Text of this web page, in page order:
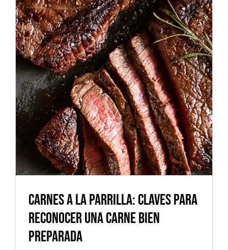
Carnes a la Parrilla: Claves
para Reconocer una Carne Bien
Preparada
Alimentos Cocina saludable Postres Productos naturales
Carnes a la Parrilla: Claves para
Reconocer una Carne Bien
Preparada